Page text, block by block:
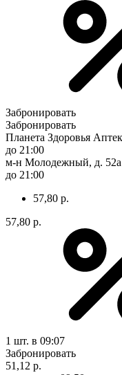
Забронировать
Забронировать
Планета Здоровья
до 21:00
м-н Молодежный, д.
до 21:00
57,80 р.
57,80 р.
1 шт. в 09:07
Забронировать
51,12 р.